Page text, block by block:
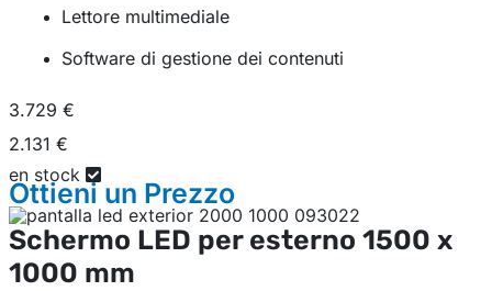
Lettore multimediale
Software di gestione dei contenuti
3.729 €
2.131 €
en stock
Ottieni un Prezzo
Schermo LED per esterno 1500 x
1000 mm